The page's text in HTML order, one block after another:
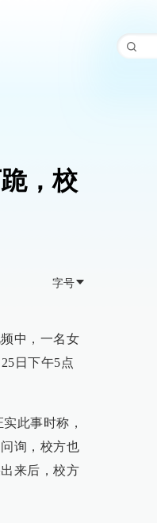
，校
字号
中，一名女
日下午5点
此事时称，
询，校方也
来后，校方